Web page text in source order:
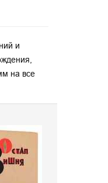
и
на все